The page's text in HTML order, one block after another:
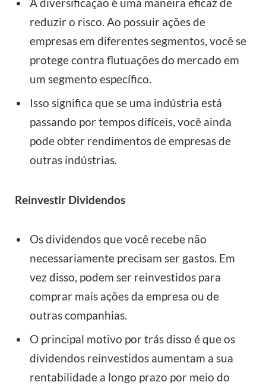
reduzir o risco. Ao possuir ações de
empresas em diferentes segmentos, você se
protege contra flutuações do mercado em
um segmento específico.
Isso significa que se uma indústria está
passando por tempos difíceis, você ainda
pode obter rendimentos de empresas de
outras indústrias.
Reinvestir Dividendos
Os dividendos que você recebe não
necessariamente precisam ser gastos. Em
vez disso, podem ser reinvestidos para
comprar mais ações da empresa ou de
outras companhias.
O principal motivo por trás disso é que os
dividendos reinvestidos aumentam a sua
rentabilidade a longo prazo por meio do